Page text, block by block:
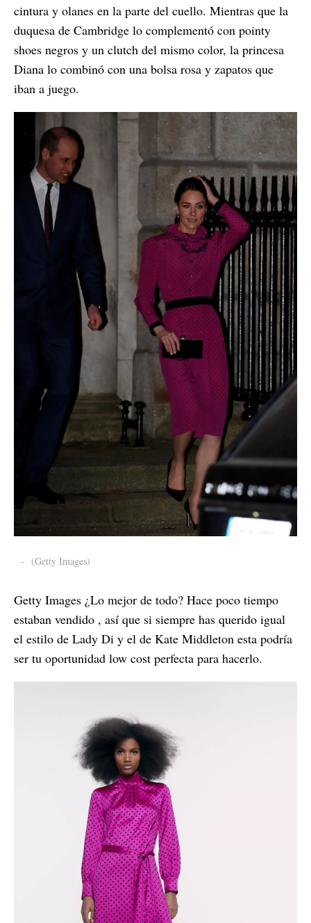
cintura y olanes en la parte del cuello. Mientras que la
duquesa de Cambridge lo complementó con pointy
shoes negros y un clutch del mismo color, la princesa
Diana lo combinó con una bolsa rosa y zapatos que
iban a juego.
- (Getty Images)
Getty Images ¿Lo mejor de todo? Hace poco tiempo
estaban vendido , así que si siempre has querido igual
el estilo de Lady Di y el de Kate Middleton esta podría
ser tu oportunidad low cost perfecta para hacerlo.